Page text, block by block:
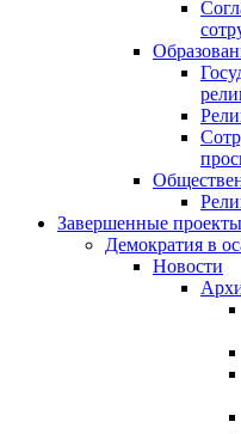
Завершенные проекты
Демократия в
Новости